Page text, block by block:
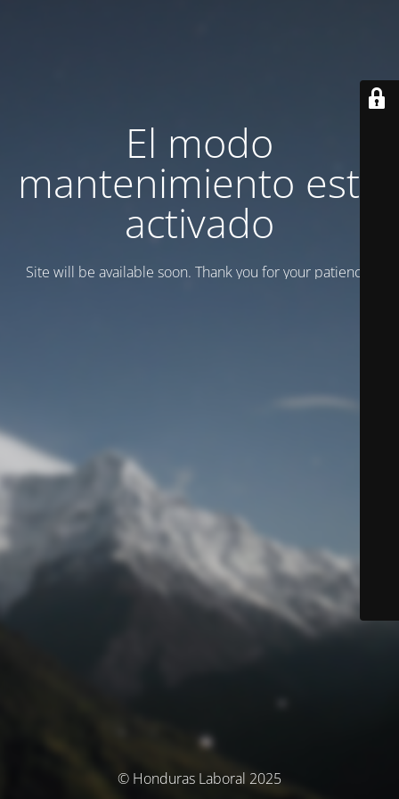
El modo
mantenimiento está
activado
Site will be available soon. Thank you for your patience!
© Honduras Laboral 2025